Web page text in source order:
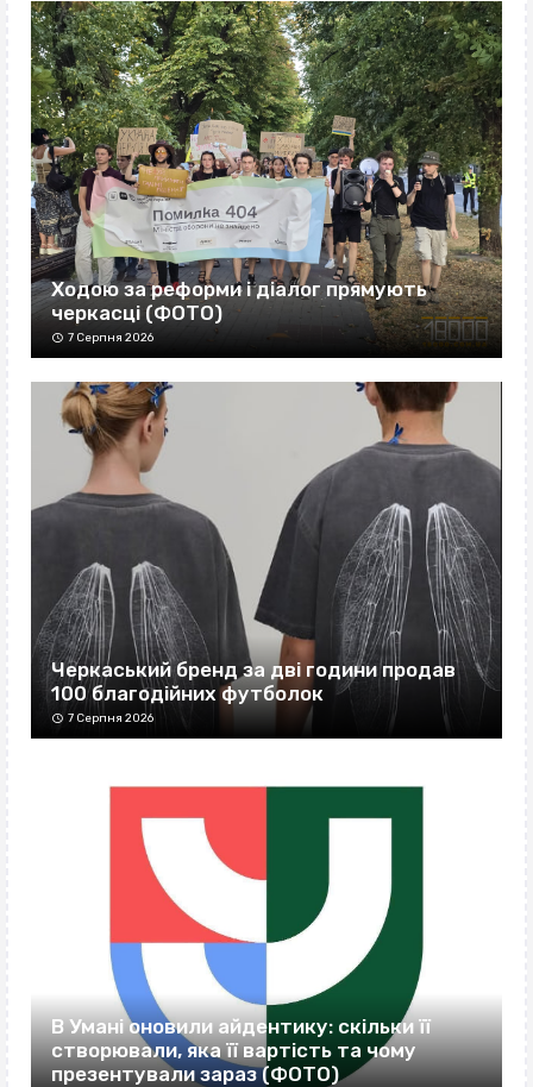
Ходою за реформи і діалог прямують
черкасці (ФОТО)
7 Серпня 2026
Черкаський бренд за дві години продав
100 благодійних футболок
7 Серпня 2026
В Умані оновили айдентику: скільки її
створювали, яка її вартість та чому
презентували зараз (ФОТО)